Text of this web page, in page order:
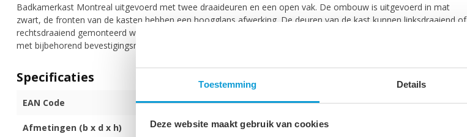
Toestemming Details
Deze website maakt gebruik van cookies
Badkamerkast Montreal uitgevoerd met twee draaideuren en een open vak. De ombouw is uitgevoerd in mat
zwart, de fronten van de kasten hebben een hoogglans afwerking. De deuren van de kast kunnen linksdraaiend of
rechtsdraaiend gemonteerd worden. Deze kast is gemaakt van spaanplaat met een fineerlaag en wordt geleverd
met bijbehorend bevestigingsmateriaal.
Specificaties
EAN Code 8719128565057
Afmetingen (b x d x h) 30 x 30 x 131 cm